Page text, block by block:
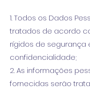
1. Todos os Dados
tratados de acordo
rígidos de segurança
confidencialidade;
2. As informações
fornecidas serão